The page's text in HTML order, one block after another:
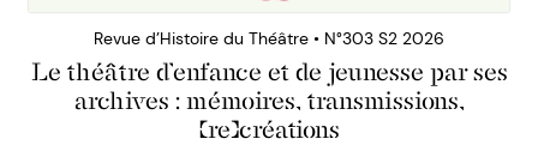
Revue d’Histoire du Théâtre • N°303 S2 2026
Le théâtre d’enfance et de jeunesse par ses
archives : mémoires, transmissions,
(re)créations